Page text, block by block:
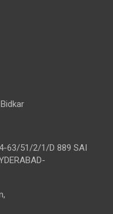
63/51/2/1/D 889 SAI